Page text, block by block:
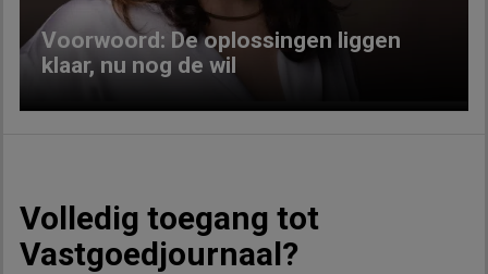
Voorwoord: De oplossingen liggen
klaar, nu nog de wil
Volledig toegang tot
Vastgoedjournaal?